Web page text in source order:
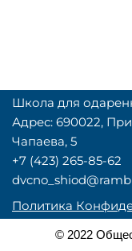
Школа для
Адрес: 690022,
Чапаева, 5
+7 (423) 265-85-62
Политика
© 2022